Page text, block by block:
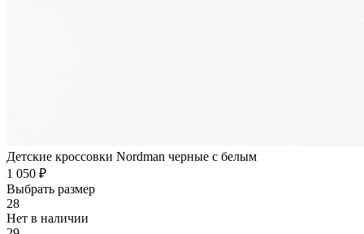
Детские кроссовки Nordman черные с белым
1 050 ₽
Выбрать размер
28
Нет в наличии